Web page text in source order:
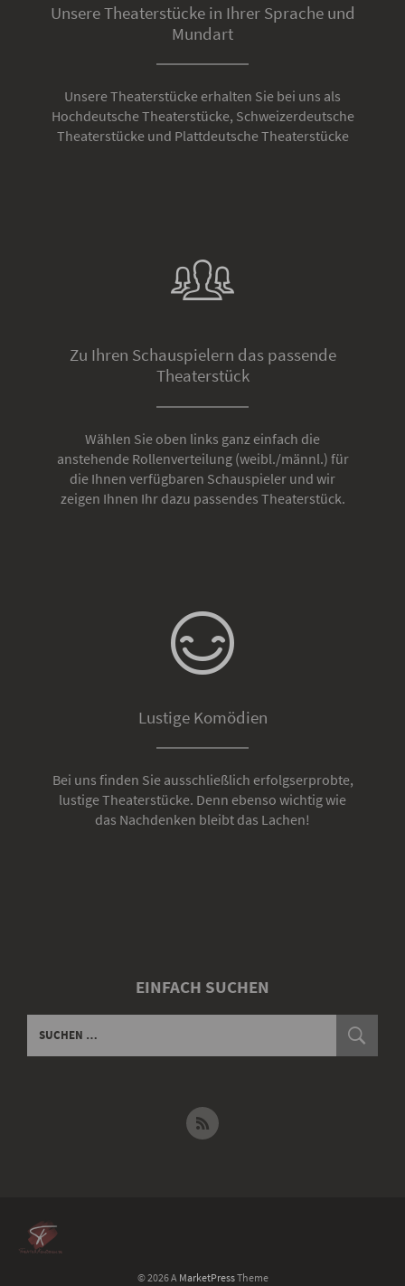
Unsere Theaterstücke in Ihrer Sprache und
Mundart
Unsere Theaterstücke erhalten Sie bei uns als
Hochdeutsche Theaterstücke, Schweizerdeutsche
Theaterstücke und Plattdeutsche Theaterstücke
Zu Ihren Schauspielern das passende
Theaterstück
Wählen Sie oben links ganz einfach die
anstehende Rollenverteilung (weibl./männl.) für
die Ihnen verfügbaren Schauspieler und wir
zeigen Ihnen Ihr dazu passendes Theaterstück.
Lustige Komödien
Bei uns finden Sie ausschließlich erfolgserprobte,
lustige Theaterstücke. Denn ebenso wichtig wie
das Nachdenken bleibt das Lachen!
EINFACH SUCHEN
© 2026 A MarketPressTheme